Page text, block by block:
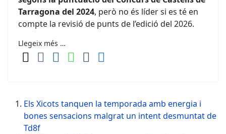
Tarragona del 2024, però no és líder si es té en
compte la revisió de punts de l’edició del 2026.
Llegeix més …
Els Xicots tanquen la temporada amb energia i
bones sensacions malgrat un intent desmuntat de
Td8f